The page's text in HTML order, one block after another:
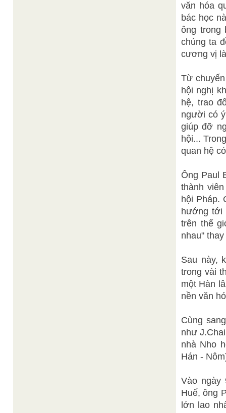
văn hóa
bác học
ông trong
chúng ta
cương vị
Từ
hội nghị
hệ, trao
người có
giúp đỡ
hội...
quan hệ
Ông Paul
thành
hội Pháp.
hướng tới
trên thế
nhau"
Sau này,
trong vài
một Hàn
nền văn
Cùng
như
nhà Nho
Hán -
Vào ngày
Huế, ông
lớn lao